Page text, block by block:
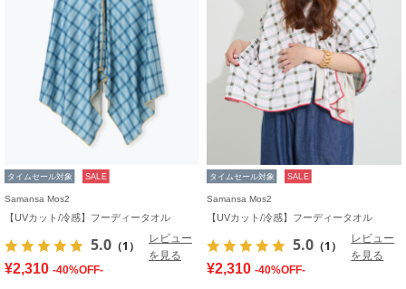
タイムセール対象 SALE
Samansa Mos2
【UVカット/冷感】フーディータオル
5.0 （1）
レビュー
を見る
¥2,310 -40%OFF-
タイムセール対象 SALE
Samansa Mos2
【UVカット/冷感】フーディータオル
5.0 （1）
レビュー
を見る
¥2,310 -40%OFF-